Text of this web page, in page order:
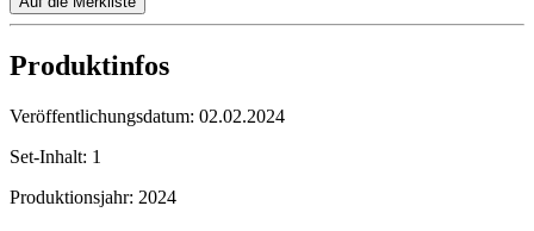
Produktinfos
Veröffentlichungsdatum: 02.02.2024
Set-Inhalt: 1
Produktionsjahr: 2024